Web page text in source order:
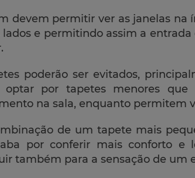
devem permitir ver as janelas na
lados e permitindo assim a
poderão ser evitados,
optar por tapetes menores
na sala, enquanto permitem
de um tapete mais
por conferir mais conforto e
também para a sensação de um